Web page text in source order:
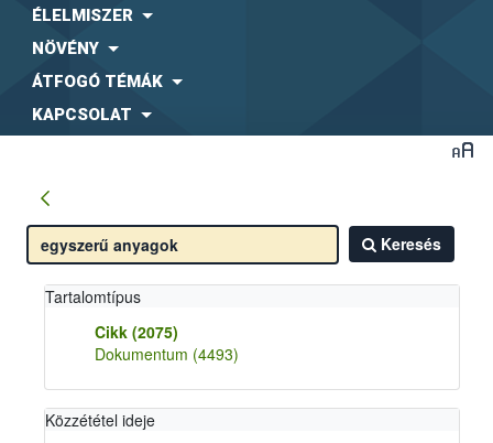
ÉLELMISZER
NÖVÉNY
ÁTFOGÓ TÉMÁK
KAPCSOLAT
Keresés
Tartalomtípus
Cikk (2075)
Dokumentum (4493)
Közzététel ideje